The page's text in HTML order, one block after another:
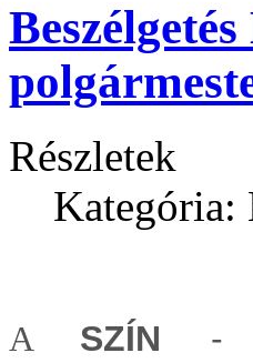
Részletek
Kategória:
A SZÍN -